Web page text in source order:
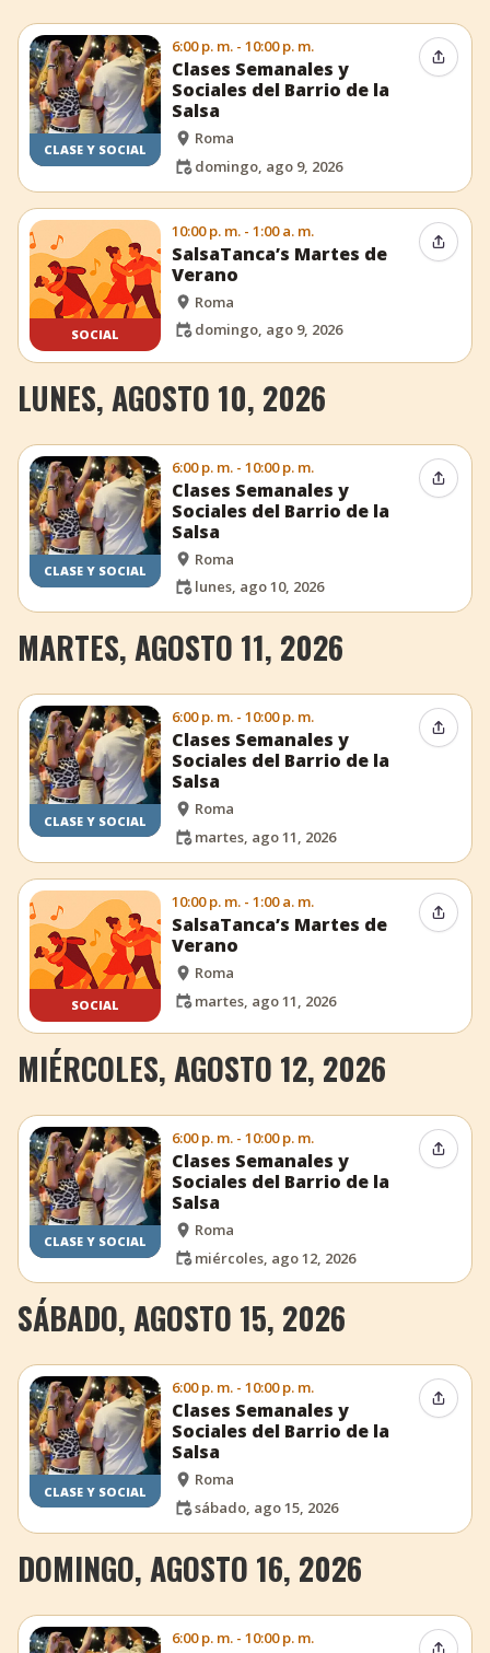
CLASE Y SOCIAL
6:00 p. m. - 10:00 p. m.
Clases Semanales y
Sociales del Barrio de la
Salsa
Roma
domingo, ago 9, 2026
SOCIAL
10:00 p. m. - 1:00 a. m.
SalsaTanca’s Martes de
Verano
Roma
domingo, ago 9, 2026
LUNES, AGOSTO 10, 2026
CLASE Y SOCIAL
6:00 p. m. - 10:00 p. m.
Clases Semanales y
Sociales del Barrio de la
Salsa
Roma
lunes, ago 10, 2026
MARTES, AGOSTO 11, 2026
CLASE Y SOCIAL
6:00 p. m. - 10:00 p. m.
Clases Semanales y
Sociales del Barrio de la
Salsa
Roma
martes, ago 11, 2026
SOCIAL
10:00 p. m. - 1:00 a. m.
SalsaTanca’s Martes de
Verano
Roma
martes, ago 11, 2026
MIÉRCOLES, AGOSTO 12, 2026
CLASE Y SOCIAL
6:00 p. m. - 10:00 p. m.
Clases Semanales y
Sociales del Barrio de la
Salsa
Roma
miércoles, ago 12, 2026
SÁBADO, AGOSTO 15, 2026
CLASE Y SOCIAL
6:00 p. m. - 10:00 p. m.
Clases Semanales y
Sociales del Barrio de la
Salsa
Roma
sábado, ago 15, 2026
DOMINGO, AGOSTO 16, 2026
6:00 p. m. - 10:00 p. m.